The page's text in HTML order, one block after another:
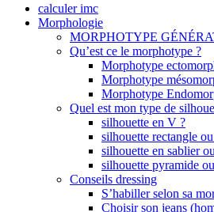
calculer imc
Morphologie
MORPHOTYPE
Qu’est ce le morphotype ?
Morphotype
Morphotype
Morphotype
Quel est mon type de
silhouette en V ?
silhouette rectangle
silhouette en sablier
silhouette pyramide
Conseils dressing
S’habiller selon sa
Choisir son jeans